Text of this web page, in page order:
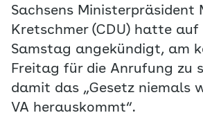
Sachsens Ministerpräsident
Kretschmer (CDU) hatte auf
Samstag angekündigt, am
Freitag für die Anrufung zu
damit das „Gesetz niemals
VA herauskommt“.